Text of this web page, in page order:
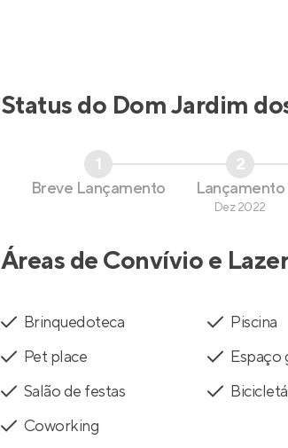
Status do Dom Jardim
1
Breve Lançamento
2
Lançamento
Dez 2022
Áreas de Convívio e
Brinquedoteca Piscina
Pet place
Espaço
Salão de festas
Coworking